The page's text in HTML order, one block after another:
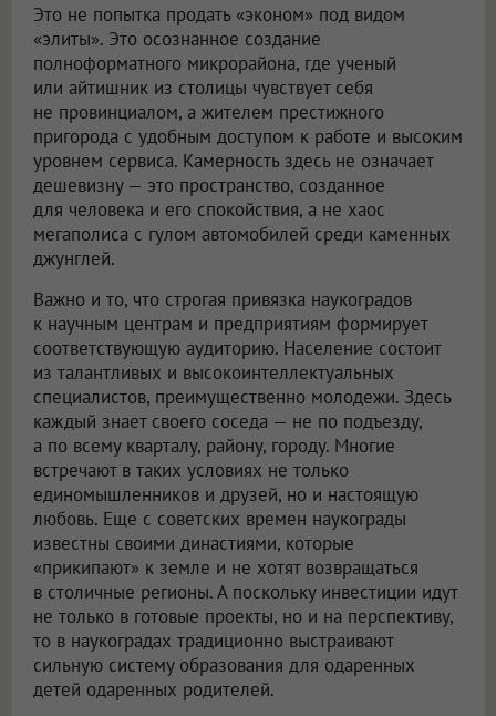
Это не попытка продать «эконом» под видом
«элиты». Это осознанное создание
полноформатного микрорайона, где ученый
или айтишник из столицы чувствует себя
не провинциалом, а жителем престижного
пригорода с удобным доступом к работе и высоким
уровнем сервиса. Камерность здесь не означает
дешевизну — это пространство, созданное
для человека и его спокойствия, а не хаос
мегаполиса с гулом автомобилей среди каменных
джунглей.
Важно и то, что строгая привязка наукоградов
к научным центрам и предприятиям формирует
соответствующую аудиторию. Население состоит
из талантливых и высокоинтеллектуальных
специалистов, преимущественно молодежи. Здесь
каждый знает своего соседа — не по подъезду,
а по всему кварталу, району, городу. Многие
встречают в таких условиях не только
единомышленников и друзей, но и настоящую
любовь. Еще с советских времен наукограды
известны своими династиями, которые
«прикипают» к земле и не хотят возвращаться
в столичные регионы. А поскольку инвестиции идут
не только в готовые проекты, но и на перспективу,
то в наукоградах традиционно выстраивают
сильную систему образования для одаренных
детей одаренных родителей.